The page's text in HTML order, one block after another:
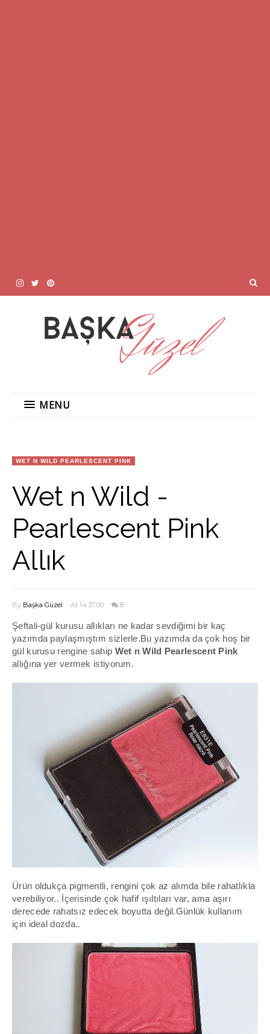
MENU
WET N WILD PEARLESCENT PINK
Wet n Wild -
Pearlescent Pink
Allık
By Başka Güzel At 14:37:00 8
Şeftali-gül kurusu allıkları ne kadar sevdiğimi bir kaç
yazımda paylaşmıştım sizlerle.Bu yazımda da çok hoş bir
gül kurusu rengine sahip Wet n Wild Pearlescent Pink
allığına yer vermek istiyorum.
Ürün oldukça pigmentli, rengini çok az alımda bile rahatlıkla
verebiliyor.. İçerisinde çok hafif ışıltıları var, ama aşırı
derecede rahatsız edecek boyutta değil.Günlük kullanım
için ideal dozda..